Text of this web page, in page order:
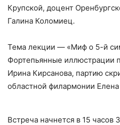
Крупской, доцент
Галина Коломиец.
Тема лекции — «Миф о 5-й
Фортепьянные иллюстрации
Ирина Кирсанова, партию
областной филармонии
Встреча начнется в 15 часов